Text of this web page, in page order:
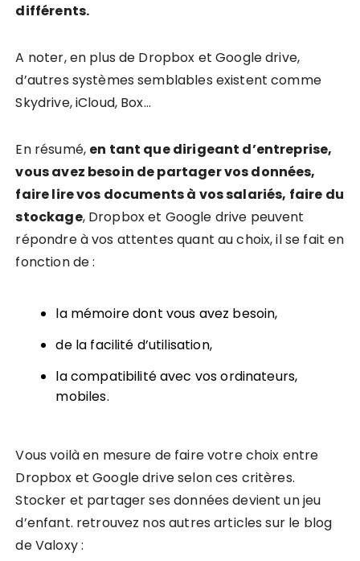
différents.
A noter, en plus de Dropbox et Google drive,
d’autres systèmes semblables existent comme
Skydrive, iCloud, Box…
En résumé, en tant que dirigeant d’entreprise,
vous avez besoin de partager vos données,
faire lire vos documents à vos salariés, faire du
stockage, Dropbox et Google drive peuvent
répondre à vos attentes quant au choix, il se fait en
fonction de :
la mémoire dont vous avez besoin,
de la facilité d’utilisation,
la compatibilité avec vos ordinateurs,
mobiles.
Vous voilà en mesure de faire votre choix entre
Dropbox et Google drive selon ces critères.
Stocker et partager ses données devient un jeu
d’enfant. retrouvez nos autres articles sur le blog
de Valoxy :